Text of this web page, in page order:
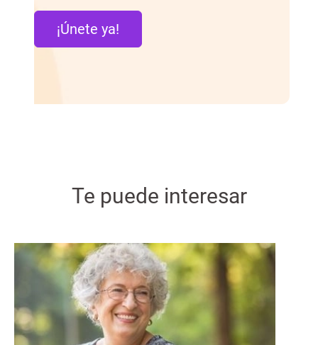
¡Únete ya!
Te puede interesar